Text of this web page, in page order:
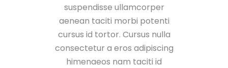
suspendisse ullamcorper
aenean taciti morbi potenti
cursus id tortor. Cursus nulla
consectetur a eros adipiscing
himenaeos nam taciti id